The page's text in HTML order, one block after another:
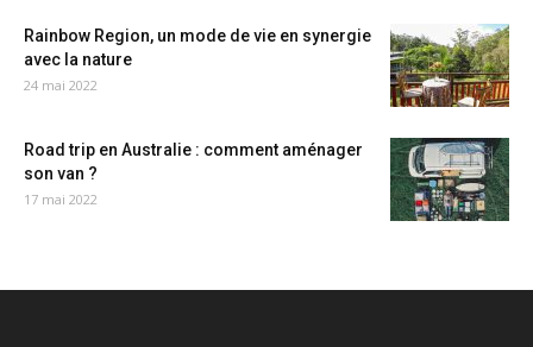
Rainbow Region, un mode de vie en synergie
avec la nature
24 mai 2022
Road trip en Australie : comment aménager
son van ?
17 mai 2022